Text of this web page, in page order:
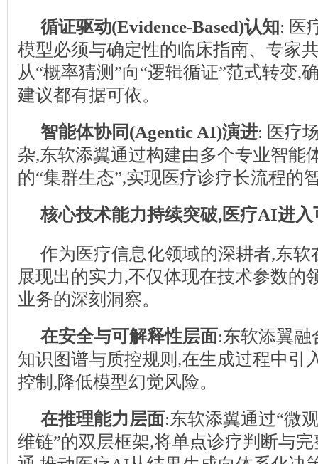
循证驱动(Evidence-Based)认知: 医
模型必须与确定性的临床指南、专家
从“概率猜测”向“逻辑循证”范式转变,
建议都有据可依。
智能体协同(Agentic AI)演进: 医疗
杂,东软添翼通过构建由多个专业智能
的“集群生态”,实现医疗诊疗长流程的
核心技术能力持续突破,医疗AI进入
作为医疗信息化领域的深耕者,东软
展现出的实力,不仅体现在技术参数的
业务的深刻洞察。
在安全与可解释性层面:东软添翼融
知识图谱与质控规则,在生成过程中引
控制,降低模型幻觉风险。
在推理能力层面:东软添翼通过“微
维链”的双层框架,将单点诊疗判断与